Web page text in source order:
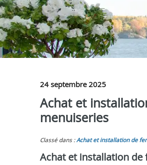
24 septembre 2025
Achat et
menuiseries
Classé dans :Achat et installation de
Achat et installation de